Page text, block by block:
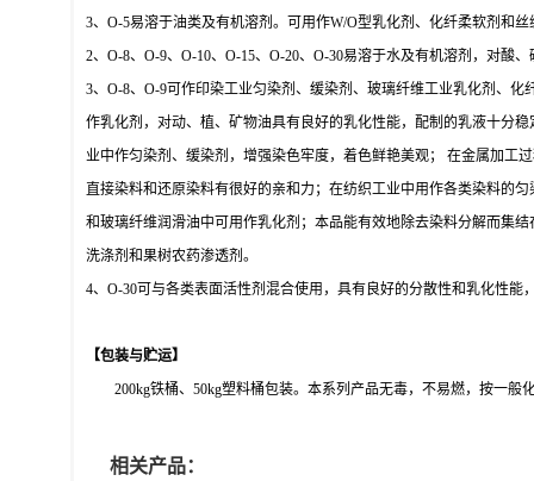
3、O-5易溶于油类及有机溶剂。可用作W/O型乳化剂、化纤柔软剂和
2、O-8、O-9、O-10、O-15、O-20、O-30易溶于水及有机溶剂，对酸
3、O-8、O-9可作印染工业匀染剂、缓染剂、玻璃纤维工业乳化剂、
作乳化剂，对动、植、矿物油具有良好的乳化性能，配制的乳液十分
业中作匀染剂、缓染剂，增强染色牢度，着色鲜艳美观； 在金属加工
直接染料和还原染料有很好的亲和力；在纺织工业中用作各类染料的
和玻璃纤维润滑油中可用作乳化剂；本品能有效地除去染料分解而集
洗涤剂和果树农药渗透剂。
4、O-30可与各类表面活性剂混合使用，具有良好的分散性和乳化性
【包装与贮运】
200kg铁桶、50kg塑料桶包装。本系列产品无毒，不易燃，按一般
相关产品：